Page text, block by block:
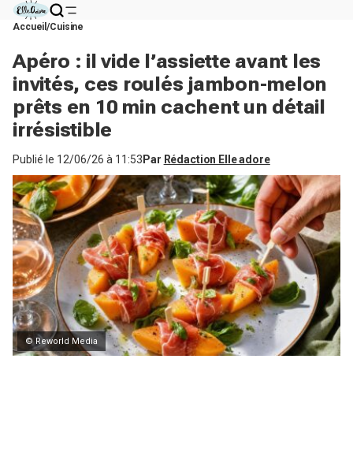
Accueil Cuisine
Apéro : il vide l’assiette avant les
invités, ces roulés jambon-melon
prêts en 10 min cachent un détail
irrésistible
Publié le 12/06/26 à 11:53 Par Rédaction Elle adore
© Reworld Media